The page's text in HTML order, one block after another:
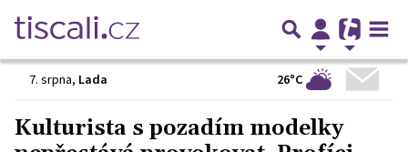
7. srpna, Lada 26°C
Kulturista s pozadím modelky